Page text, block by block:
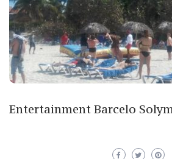
Entertainment Barcelo